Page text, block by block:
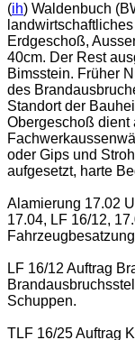
(ih) Waldenbuch
Erdgeschoß,
40cm. Der Rest
Bimsstein. Früher
des
Standort der
Obergeschoß dient
oder Gips und
aufgesetzt, harte
Alamierung 17.02
17.04, LF 16/12,
LF 16/12 Auftrag
Schuppen.
TLF 16/25 Auftrag